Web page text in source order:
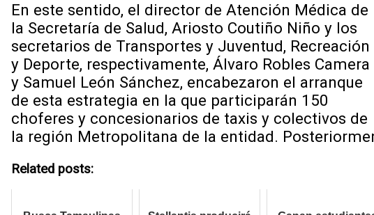
En este sentido, el director de Atención Médica de
la Secretaría de Salud, Ariosto Coutiño Niño y los
secretarios de Transportes y Juventud, Recreación
y Deporte, respectivamente, Álvaro Robles Camera
y Samuel León Sánchez, encabezaron el arranque
de esta estrategia en la que participarán 150
choferes y concesionarios de taxis y colectivos de
la región Metropolitana de la entidad.
Related posts: